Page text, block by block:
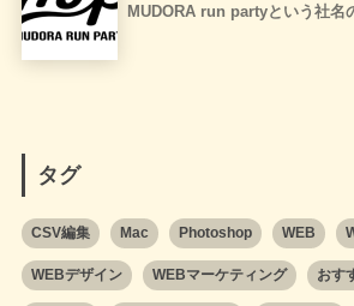
MUDORA run partyという社名
タグ
CSV編集 Mac Photoshop WEB
WEBデザイン WEBマーケティング おす